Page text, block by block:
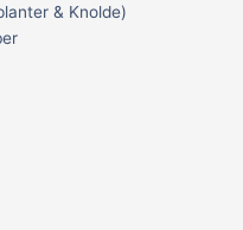
& Knolde)